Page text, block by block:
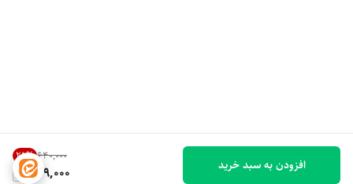
۶۴۰٬۰۰۰ 25%
479,000 افزودن به سبد خرید